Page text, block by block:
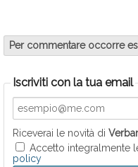
Per commentare occorre
Iscriviti con la tua email
Riceverai le novità di
Accetto integralmente
policy